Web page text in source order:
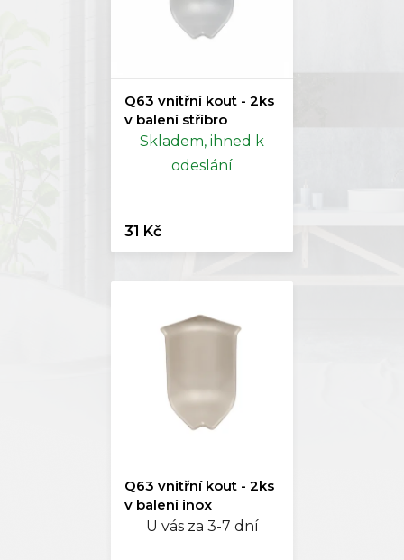
Q63 vnitřní kout - 2ks
v balení stříbro
Skladem, ihned k
odeslání
31 Kč
Q63 vnitřní kout - 2ks
v balení inox
U vás za 3-7 dní